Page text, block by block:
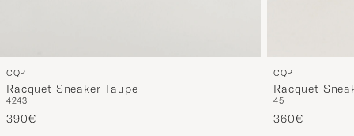
CQP
Racquet Sneaker Taupe
4243
390€
CQP
Racquet
45
360€